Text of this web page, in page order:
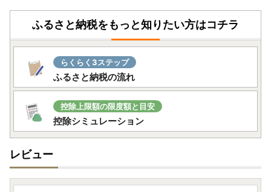
■お問い合わせ（電話・メール）
お休み： 8/8（土）、8/9（日）、8/11（火・祝）、8/15
通常対応： 8/10（月）、8/12（水）～ 8/14（金）
【休業期間中のお問い合わせについて】
休業日にいただいたメールでのお問い合わせは、翌営業日以
降に順次回答いたします。
通常よりお時間をいただく場合がございますので、あらかじ
めご了承ください。
ふるさと納税をもっと知りたい方はコチラ
らくらく3ステップ
ふるさと納税の流れ
控除上限額の限度額と目安
控除シミュレーション
レビュー